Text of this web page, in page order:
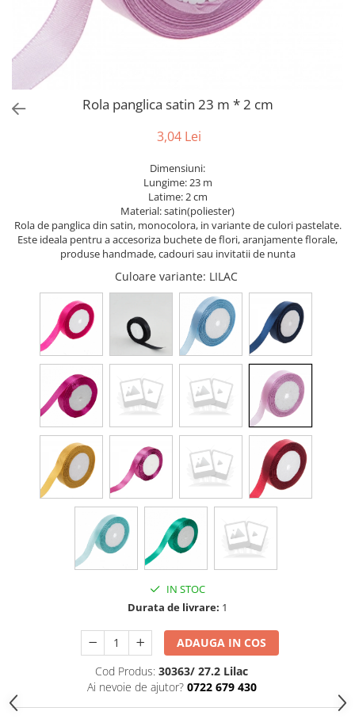
Vaze din sticla
Vase
Vase din ceramica
Mobilier urban
Scaune
Scabiosa
Tropicale
Buchete artificiale
Bujor
Ranunculus
Eucalipt
Flori de camp
Bumbac
Margarete
Narcise
Wisteria
Capete flori
Cap minirosa
Cap orhidee phalaenopsis
Crengi decorative
Copaci si Plante
Kit-uri Baloane
Rafii, clipsuri,pompe
Accesorii petrecere
Cake toppers
Decoratiuni baloane
Ochelari party
Pompoane
Cake topper
Tun Confetti
Petrecere Tematica
Petrecere fetite
Petrecere Baieti
Petrecere Adulti
Rola panglica satin 23 m * 2 cm
3,04 Lei
Dimensiuni:
Lungime: 23 m
Latime: 2 cm
Material: satin(poliester)
Rola de panglica din satin, monocolora, in variante de culori pastelate.
Este ideala pentru a accesoriza buchete de flori, aranjamente florale,
produse handmade, cadouri sau invitatii de nunta
Culoare variante: LILAC
IN STOC
Durata de livrare: 1
ADAUGA IN COS
Cod Produs: 30363/ 27.2 Lilac
Ai nevoie de ajutor? 0722 679 430